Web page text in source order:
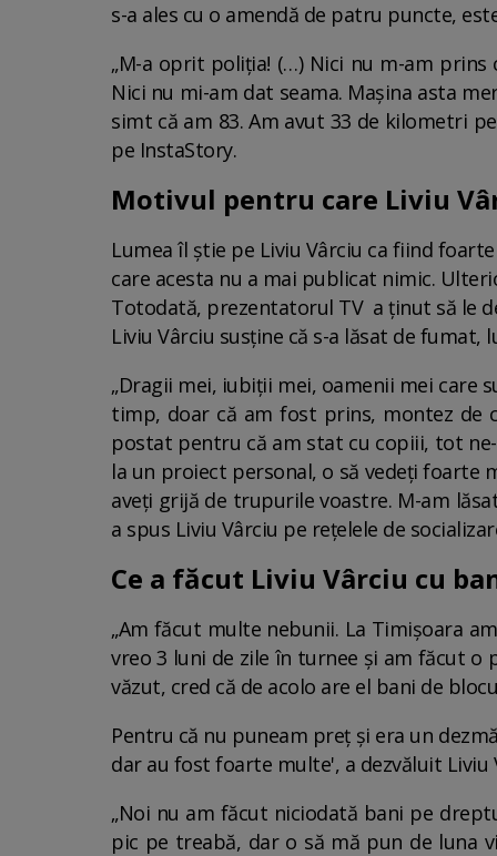
s-a ales cu o amendă de patru puncte,
„M-a oprit poliția! (…) Nici nu m-am prins
Nici nu mi-am dat seama. Mașina asta
simt că am 83. Am avut 33 de kilometri
pe InstaStory.
Motivul pentru care Liviu
Lumea îl știe pe Liviu Vârciu ca fiind
care acesta nu a mai publicat nimic.
Totodată, prezentatorul TV a ținut să le
Liviu Vârciu susține că s-a lăsat de fumat,
„Dragii mei, iubiții mei, oamenii mei
timp, doar că am fost prins, montez de
postat pentru că am stat cu copiii, tot
la un proiect personal, o să vedeți foarte
aveți grijă de trupurile voastre. M-am
a spus Liviu Vârciu pe rețelele de
Ce a făcut Liviu Vârciu cu
„Am făcut multe nebunii. La Timișoara
vreo 3 luni de zile în turnee și am făcut o
văzut, cred că de acolo are el bani de
Pentru că nu puneam preț și era un
dar au fost foarte multe', a dezvăluit
„Noi nu am făcut niciodată bani pe
pic pe treabă, dar o să mă pun de luna